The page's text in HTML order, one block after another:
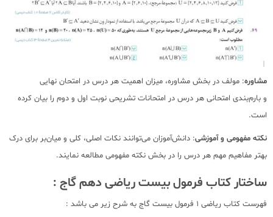
مشاوره: مولف در بخش مشاوره، میزان اهمیت هر درس در امتحان نهایی
و بارم‌بندی امتحانی هر درس در امتحانات تشریحی نوبت اول و دوم را بیان کرده‌
است.
نکته مفهومی و آموزشی: دانش‌آموزان می‌توانند نکات اصلی، کلی و میان‌بر برای درک
بهتر مفاهیم مهم هر درس را در بخش نکته مفهومی مطالعه نمایند.
ساختار کتاب فرمول بیست ریاضی دهم گاج :
فهرست کتاب ریاضی 1 فرمول بیست گاج به شرح زیر می باشد :